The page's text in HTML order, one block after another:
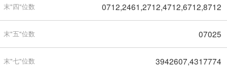
末"四"位数 0712,2461,2712,4712,6712,8712
末"五"位数 07025
末"七"位数 3942607,4317774